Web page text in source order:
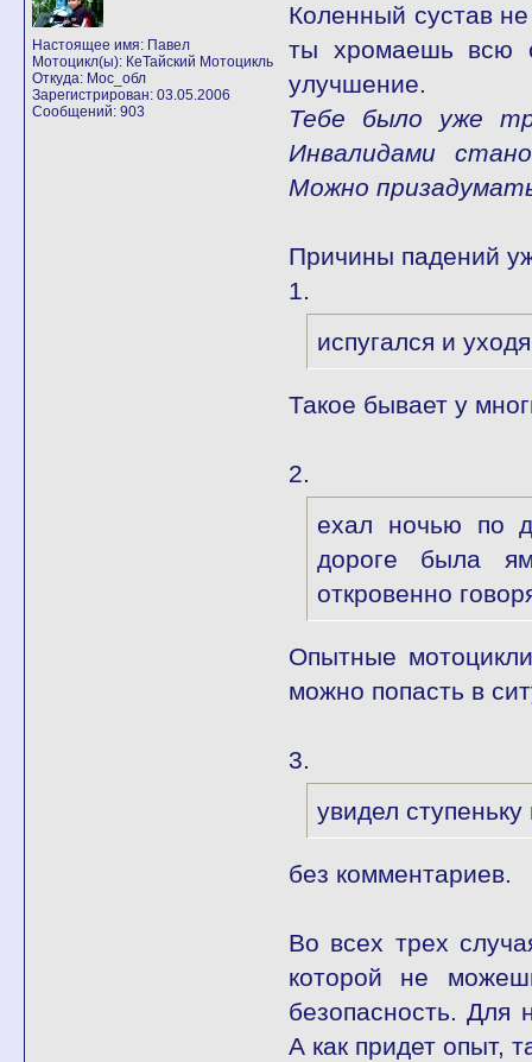
Настоящее имя: Павел
Мотоцикл(ы): КеТайский Мотоцикль
Откуда: Мос_обл
Зарегистрирован: 03.05.2006
Сообщений: 903
Коленный сустав
ты хромаешь всю
улучшение.
Тебе было уже
Инвалидами
Можно
Причины падений
1.
испугался и
Такое бывает у
2.
ехал ночью по
дороге была
откровенно
Опытные
можно попасть в
3.
увидел
без комментариев.
Во всех трех
которой не
безопасность. Для
А как придет опыт,